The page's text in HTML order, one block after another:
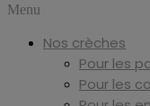
Menu
Nos crèches
Pour les
Pour les